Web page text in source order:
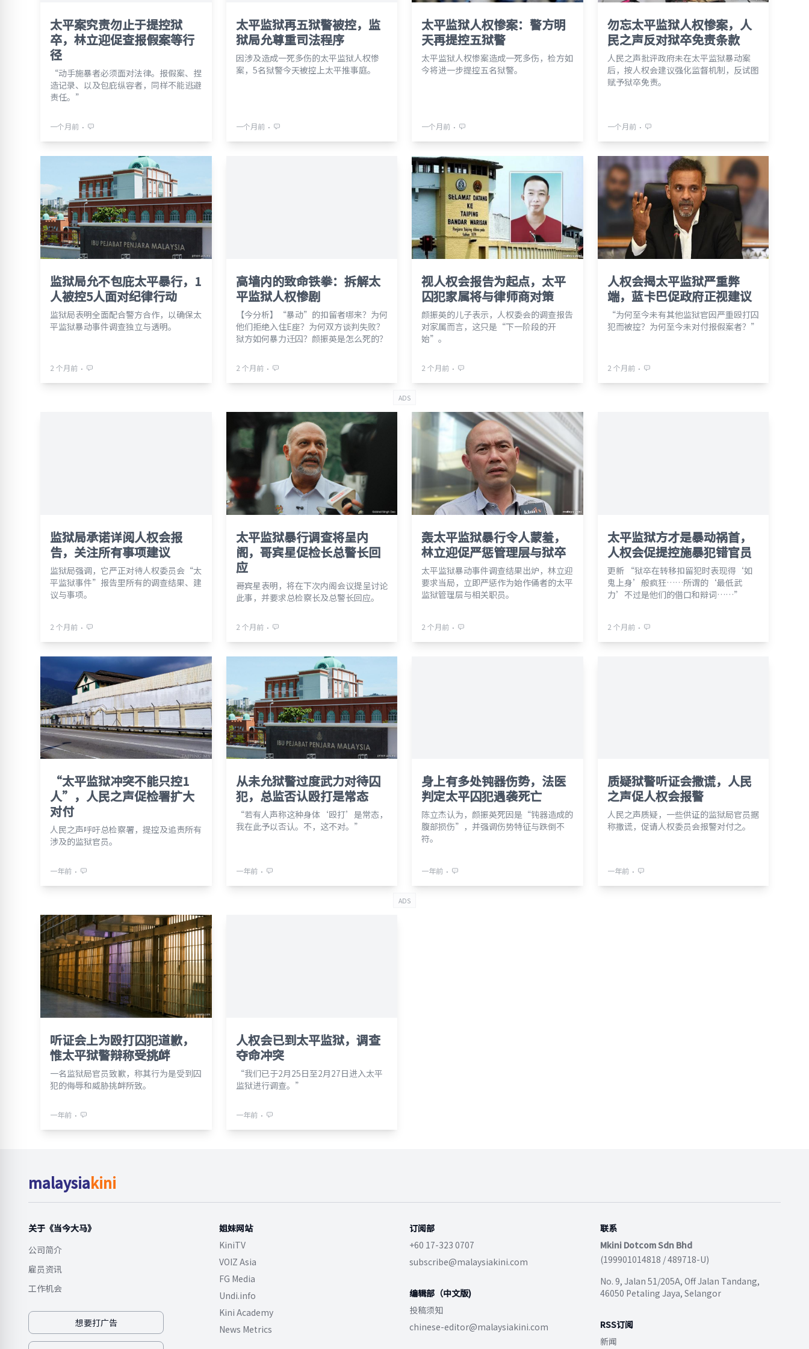
太平案究责勿止于提控狱
卒，林立迎促查报假案等行
径
“动手施暴者必须面对法律。报假案、捏
造记录、以及包庇纵容者，同样不能逃避
责任。”
一个月前 ⋅
太平监狱再五狱警被控，监
狱局允尊重司法程序
因涉及造成一死多伤的太平监狱人权惨
案，5名狱警今天被控上太平推事庭。
一个月前 ⋅
太平监狱人权惨案：警方明
天再提控五狱警
太平监狱人权惨案造成一死多伤，检方如
今将进一步提控五名狱警。
一个月前 ⋅
勿忘太平监狱人权惨案，人
民之声反对狱卒免责条款
人民之声批评政府未在太平监狱暴动案
后，按人权会建议强化监督机制，反试图
赋予狱卒免责。
一个月前 ⋅
监狱局允不包庇太平暴行，1
人被控5人面对纪律行动
监狱局表明全面配合警方合作，以确保太
平监狱暴动事件调查独立与透明。
2 个月前 ⋅
高墙内的致命铁拳：拆解太
平监狱人权惨剧
【今分析】“暴动”的扣留者哪来？为何
他们拒绝入住E座？为何双方谈判失败？
狱方如何暴力迁囚？颜振英是怎么死的？
2 个月前 ⋅
视人权会报告为起点，太平
囚犯家属将与律师商对策
颜振英的儿子表示，人权委会的调查报告
对家属而言，这只是“下一阶段的开
始”。
2 个月前 ⋅
人权会揭太平监狱严重弊
端，蓝卡巴促政府正视建议
“为何至今未有其他监狱官因严重殴打囚
犯而被控？为何至今未对付报假案者？”
2 个月前 ⋅
ADS
监狱局承诺详阅人权会报
告，关注所有事项建议
监狱局强调，它严正对待人权委员会“太
平监狱事件”报告里所有的调查结果、建
议与事项。
2 个月前 ⋅
太平监狱暴行调查将呈内
阁，哥宾星促检长总警长回
应
哥宾星表明，将在下次内阁会议提呈讨论
此事，并要求总检察长及总警长回应。
2 个月前 ⋅
轰太平监狱暴行令人蒙羞，
林立迎促严惩管理层与狱卒
太平监狱暴动事件调查结果出炉，林立迎
要求当局，立即严惩作为始作俑者的太平
监狱管理层与相关职员。
2 个月前 ⋅
太平监狱方才是暴动祸首，
人权会促提控施暴犯错官员
更新 “狱卒在转移扣留犯时表现得‘如
鬼上身’般疯狂……所谓的‘最低武
力’不过是他们的借口和辩词……”
2 个月前 ⋅
“太平监狱冲突不能只控1
人”，人民之声促检署扩大
对付
人民之声呼吁总检察署，提控及追责所有
涉及的监狱官员。
一年前 ⋅
从未允狱警过度武力对待囚
犯，总监否认殴打是常态
“若有人声称这种身体‘殴打’是常态，
我在此予以否认。不，这不对。”
一年前 ⋅
身上有多处钝器伤势，法医
判定太平囚犯遇袭死亡
陈立杰认为，颜振英死因是“钝器造成的
腹部损伤”，并强调伤势特征与跌倒不
符。
一年前 ⋅
质疑狱警听证会撒谎，人民
之声促人权会报警
人民之声质疑，一些供证的监狱局官员据
称撒谎，促请人权委员会报警对付之。
一年前 ⋅
ADS
听证会上为殴打囚犯道歉，
惟太平狱警辩称受挑衅
一名监狱局官员致歉，称其行为是受到囚
犯的侮辱和威胁挑衅所致。
一年前 ⋅
人权会已到太平监狱，调查
夺命冲突
“我们已于2月25日至2月27日进入太平
监狱进行调查。”
一年前 ⋅
malaysiakini
关于《当今大马》
公司简介
雇员资讯
工作机会
想要打广告
姐妹网站
KiniTV
VOIZ Asia
FG Media
Undi.info
Kini Academy
News Metrics
订阅部
+60 17-323 0707
subscribe@malaysiakini.com
编辑部（中文版)
投稿须知
chinese-editor@malaysiakini.com
联系
Mkini Dotcom Sdn Bhd
(199901014818 / 489718-U)
No. 9, Jalan 51/205A, Off Jalan Tandang,
46050 Petaling Jaya, Selangor
RSS订阅
新闻